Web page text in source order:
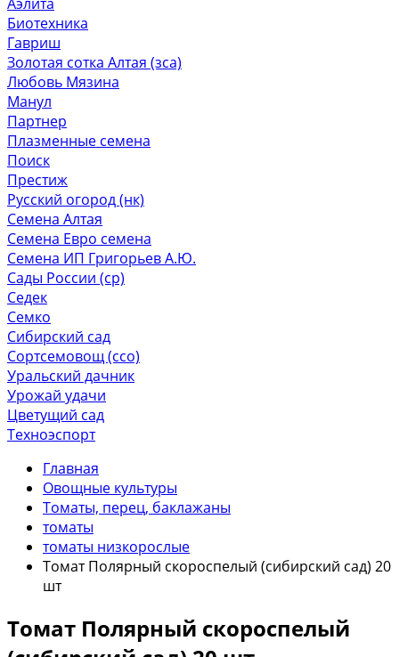
Биотехника
Гавриш
Золотая сотка Алтая (зса)
Любовь Мязина
Манул
Партнер
Плазменные семена
Поиск
Престиж
Русский огород (нк)
Семена Алтая
Семена Евро семена
Семена ИП Григорьев А.Ю.
Сады России (ср)
Седек
Семко
Сибирский сад
Сортсемовощ (ссо)
Уральский дачник
Урожай удачи
Цветущий сад
Техноэспорт
Главная
Овощные культуры
Томаты, перец, баклажаны
томаты
томаты низкорослые
Томат Полярный скороспелый (сибирский сад) 20
шт
Томат Полярный скороспелый